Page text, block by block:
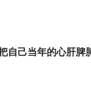
自己当年的心肝脾